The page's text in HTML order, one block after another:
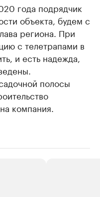
года подрядчик
объекта, будем с
региона. При
с телетрапами в
и есть надежда,
полосы
компания.